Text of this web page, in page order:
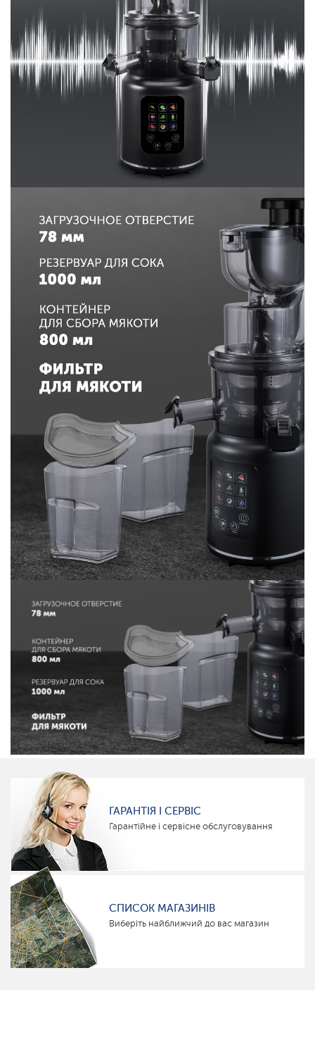
ГАРАНТІЯ І СЕРВІС
Гарантійне і сервісне обслуговування
СПИСОК МАГАЗИНІВ
Виберіть найближчий до вас магазин